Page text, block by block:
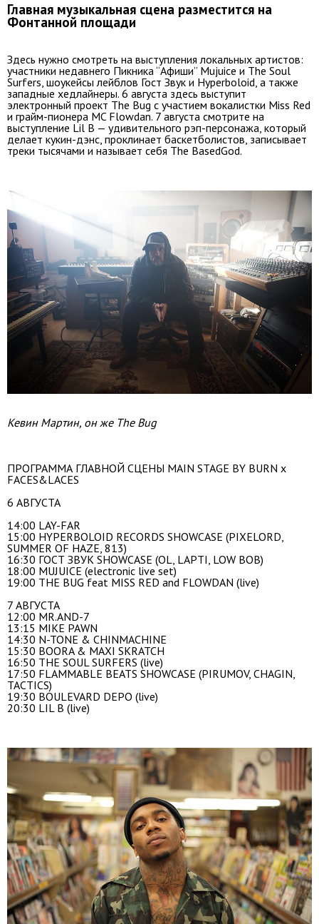
Главная музыкальная сцена разместится на
Фонтанной площади
Здесь нужно смотреть на выступления локальных артистов:
участники недавнего Пикника “Афиши” Mujuice и The Soul
Surfers, шоукейсы лейблов Гост Звук и Hyperboloid, а также
западные хедлайнеры. 6 августа здесь выступит
электронный проект The Bug с участием вокалистки Miss Red
и грайм-пионера MC Flowdan. 7 августа смотрите на
выступление Lil B — удивительного рэп-персонажа, который
делает кукин-дэнс, проклинает баскетболистов, записывает
треки тысячами и называет себя The BasedGod.
Кевин Мартин, он же The Bug
ПРОГРАММА ГЛАВНОЙ СЦЕНЫ MAIN STAGE BY BURN x
FACES&LACES
6 АВГУСТА
14:00 LAY-FAR
15:00 HYPERBOLOID RECORDS SHOWCASE (PIXELORD,
SUMMER OF HAZE, 813)
16:30 ГОСТ ЗВУК SHOWCASE (OL, LAPTI, LOW BOB)
18:00 MUJUICE (electronic live set)
19:00 THE BUG feat MISS RED and FLOWDAN (live)
7 АВГУСТА
12:00 MR.AND-7
13:15 MIKE PAWN
14:30 N-TONE & CHINMACHINE
15:30 BOORA & MAXI SKRATCH
16:50 THE SOUL SURFERS (live)
17:50 FLAMMABLE BEATS SHOWCASE (PIRUMOV, CHAGIN,
TACTICS)
19:30 BOULEVARD DEPO (live)
20:30 LIL B (live)